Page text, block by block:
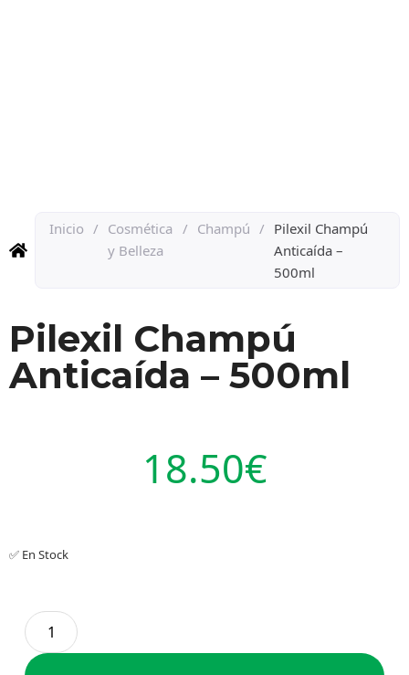
Inicio / Cosmética
y Belleza
/ Champú / Pilexil Champú
Anticaída –
500ml
Pilexil Champú
Anticaída – 500ml
18.50€
✅ En Stock